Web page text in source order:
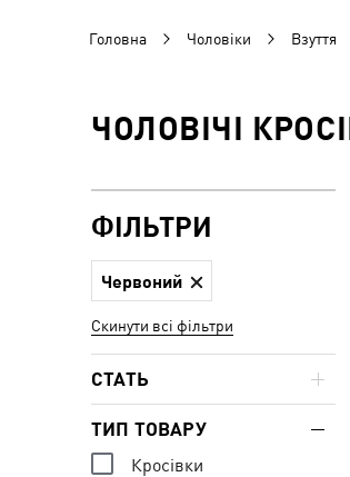
Головна Чоловіки Взуття
ЧОЛОВІЧІ
ФІЛЬТРИ
Червоний
Скинути всі фільтри
СТАТЬ
ТИП ТОВАРУ
Кросівки